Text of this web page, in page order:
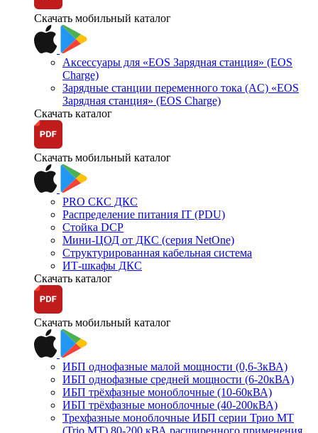
Скачать мобильный каталог
Аксессуары для «EOS Зарядная станция» (EOS
Charge)
Зарядные станции переменного тока (AC) «EOS
Зарядная станция» (EOS Charge)
Скачать каталог
Скачать мобильный каталог
PRO СКС ДКС
Распределение питания IT (PDU)
Стойка DCP
Мини-ЦОД от ДКС (серия NetOne)
Структурированная кабельная система
ИТ-шкафы ДКС
Скачать каталог
Скачать мобильный каталог
ИБП однофазные малой мощности (0,6-3кВА)
ИБП однофазные средней мощности (6-20кВА)
ИБП трёхфазные моноблочные (10-60кВА)
ИБП трёхфазные моноблочные (40-200кВА)
Трехфазные моноблочные ИБП серии Трио МТ
(Trio MT) 80-200 кВА расширенного применения